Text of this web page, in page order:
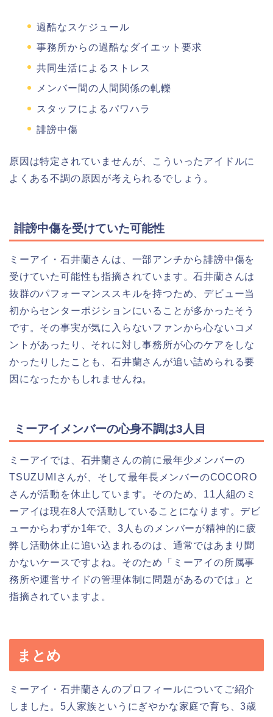
過酷なスケジュール
事務所からの過酷なダイエット要求
共同生活によるストレス
メンバー間の人間関係の軋轢
スタッフによるパワハラ
誹謗中傷
原因は特定されていませんが、こういったアイドルに
よくある不調の原因が考えられるでしょう。
誹謗中傷を受けていた可能性
ミーアイ・石井蘭さんは、一部アンチから誹謗中傷を
受けていた可能性も指摘されています。石井蘭さんは
抜群のパフォーマンススキルを持つため、デビュー当
初からセンターポジションにいることが多かったそう
です。その事実が気に入らないファンから心ないコメ
ントがあったり、それに対し事務所が心のケアをしな
かったりしたことも、石井蘭さんが追い詰められる要
因になったかもしれませんね。
ミーアイメンバーの心身不調は3人目
ミーアイでは、石井蘭さんの前に最年少メンバーの
TSUZUMIさんが、そして最年長メンバーのCOCORO
さんが活動を休止しています。そのため、11人組のミ
ーアイは現在8人で活動していることになります。デビ
ューからわずか1年で、3人ものメンバーが精神的に疲
弊し活動休止に追い込まれるのは、通常ではあまり聞
かないケースですよね。そのため「ミーアイの所属事
務所や運営サイドの管理体制に問題があるのでは」と
指摘されていますよ。
まとめ
ミーアイ・石井蘭さんのプロフィールについてご紹介
しました。5人家族というにぎやかな家庭で育ち、3歳